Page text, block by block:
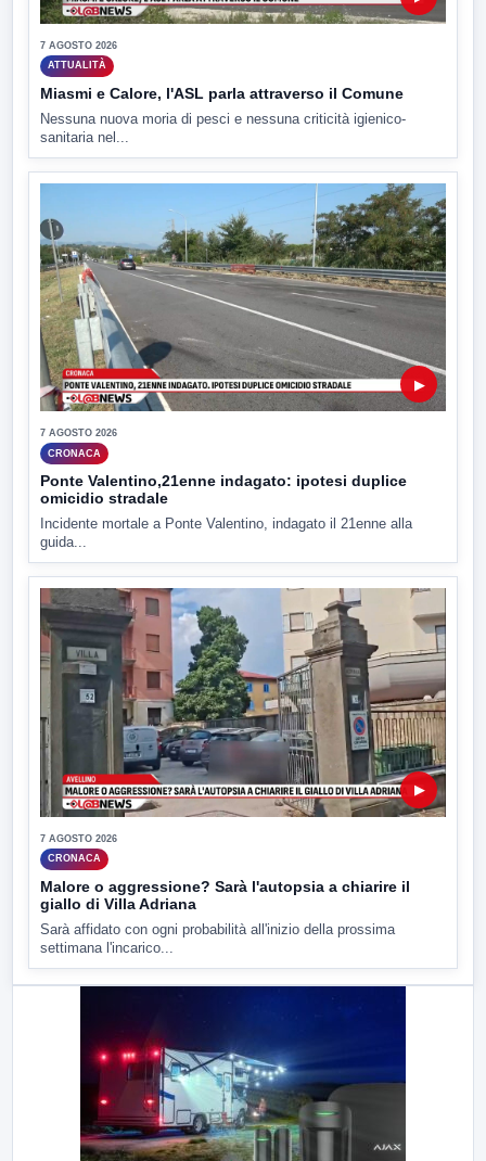
7 AGOSTO 2026
ATTUALITÀ
Miasmi e Calore, l'ASL parla attraverso il Comune
Nessuna nuova moria di pesci e nessuna criticità igienico-
sanitaria nel...
▶
7 AGOSTO 2026
CRONACA
Ponte Valentino,21enne indagato: ipotesi duplice
omicidio stradale
Incidente mortale a Ponte Valentino, indagato il 21enne alla
guida...
▶
7 AGOSTO 2026
CRONACA
Malore o aggressione? Sarà l'autopsia a chiarire il
giallo di Villa Adriana
Sarà affidato con ogni probabilità all'inizio della prossima
settimana l'incarico...